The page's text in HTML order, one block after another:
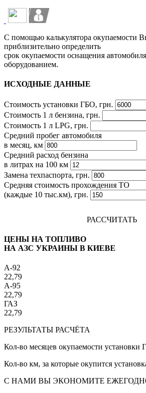
С помощью калькулятора окупаемости
приблизительно определить
срок окупаемости оснащения
оборудованием.
ИСХОДНЫЕ ДАННЫЕ
Стоимость установки ГБО, грн.
Стоимость 1 л бензина, грн.
Стоимость 1 л LPG, грн.
Средний пробег автомобиля
в месяц, км
Средний расход бензина
в литрах на 100 км
Замена техпаспорта, грн.
Средняя стоимость прохождения ТО
(каждые 10 тыс.км), грн.
РАССЧИТАТЬ
ЦЕНЫ НА ТОПЛИВО
НА АЗС УКРАИНЫ В КИЕВЕ
A-92
22,79
A-95
22,79
ГАЗ
22,79
РЕЗУЛЬТАТЫ РАСЧЁТА
Кол-во месяцев окупаемости установки
Кол-во км, за которые окупится
С НАМИ ВЫ ЭКОНОМИТЕ